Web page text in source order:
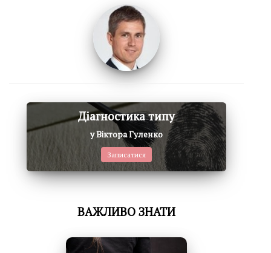
Діагностика типу
у Віктора Гуленко
Записатися
ВАЖЛИВО ЗНАТИ